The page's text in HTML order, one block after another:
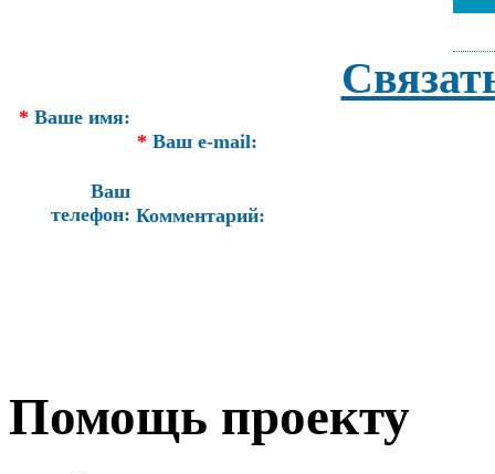
* Ваше имя:
* Ваш e-mail:
Ваш
телефон: Комментарий:
Помощь проекту